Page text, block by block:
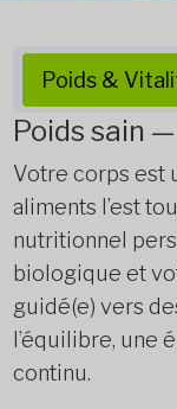
Poids &
Poids sain
Votre corps est
aliments l’est
nutritionnel
biologique et
guidé(e) vers
l’équilibre, une
continu.